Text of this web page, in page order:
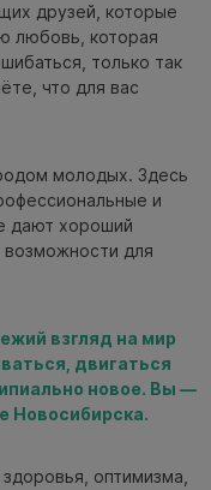
друзей, которые
любовь, которая
только так
что для вас
молодых. Здесь
и
дают хороший
для
взгляд на мир
двигаться
новое. Вы —
Новосибирска.
оптимизма,